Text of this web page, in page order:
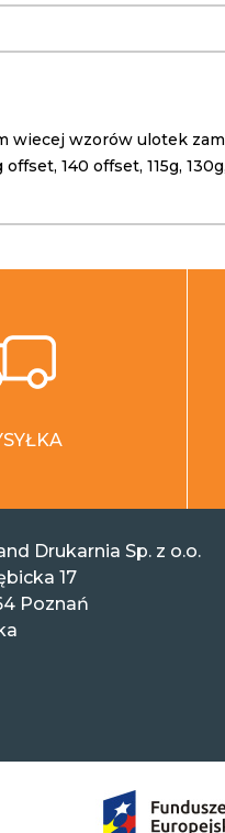
wiecej wzorów ulotek
offset, 140 offset, 115g,
Drukarnia Sp. z o.o.
17
Poznań